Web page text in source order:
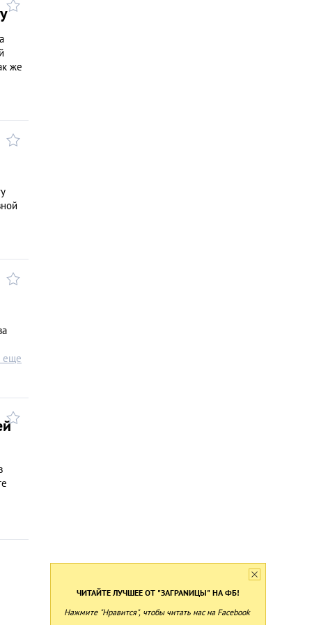
же
еще
ЧИТАЙТЕ ЛУЧШЕЕ ОТ "ЗАГРАNИЦЫ" НА ФБ!
Нажмите "Нравится", чтобы читать нас на Facebook